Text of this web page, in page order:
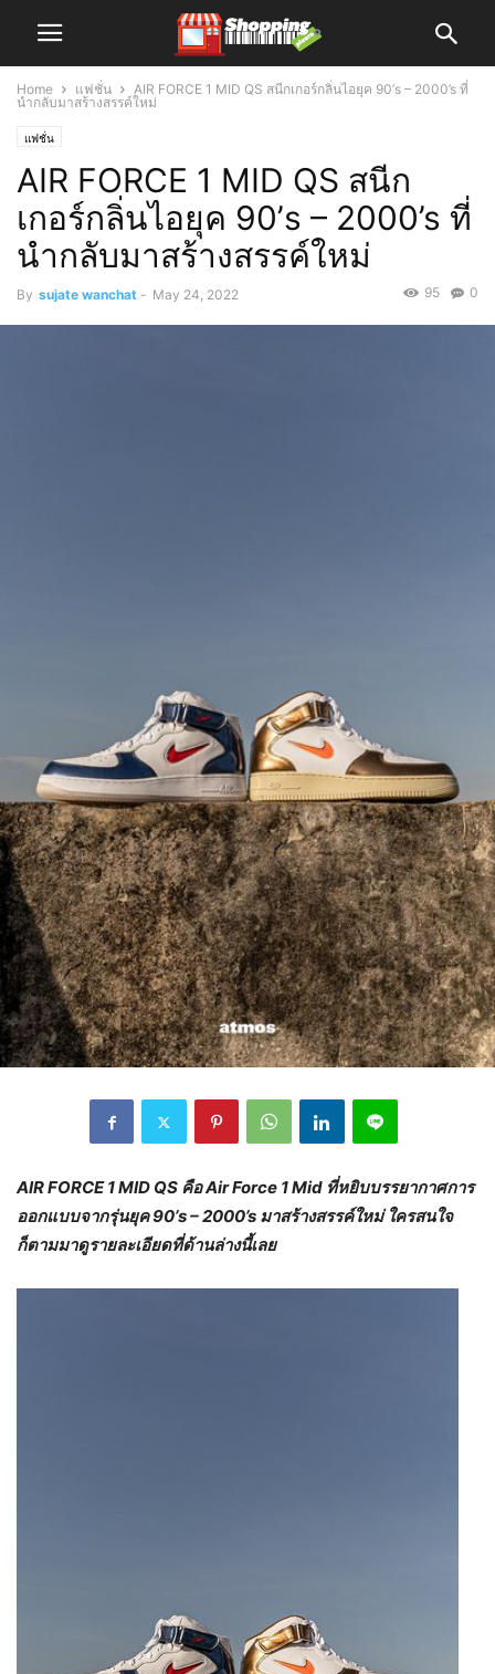
Home แฟชั่น
AIR FORCE 1 MID QS สนีกเกอร์กลิ่นไอยุค 90’s – 2000’s ที่
นำกลับมาสร้างสรรค์ใหม่
แฟชั่น
AIR FORCE 1 MID QS สนีก
เกอร์กลิ่นไอยุค 90’s – 2000’s ที่
นำกลับมาสร้างสรรค์ใหม่
By sujate wanchat - May 24, 2022 0
95
AIR FORCE 1 MID QS คือAir Force 1 Mid ที่หยิบบรรยากาศการ
ออกแบบจากรุ่นยุค90’s – 2000’s มาสร้างสรรค์ใหม่ใครสนใจ
ก็ตามมาดูรายละเอียดที่ด้านล่างนี้เลย